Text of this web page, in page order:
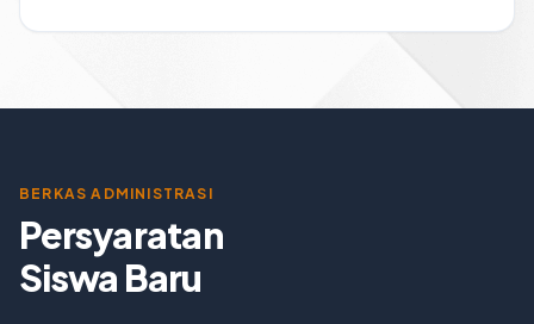
BERKAS ADMINISTRASI
Persyaratan
Siswa Baru